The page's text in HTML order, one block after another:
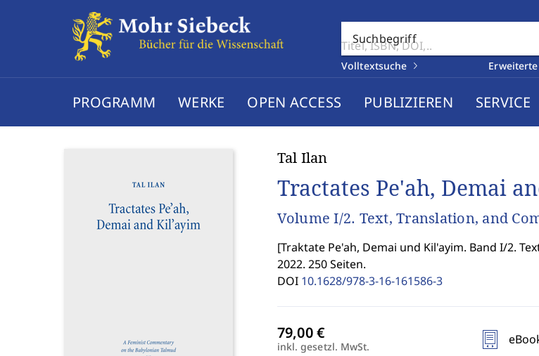
Suchbegriff
Volltextsuche
PROGRAMM WERKE OPEN ACCESS PUBLIZIEREN SERVICE
Tal Ilan
Tractates Pe'ah, Demai
Volume I/2. Text, Translation, and
[Traktate Pe'ah, Demai und Kil'ayim. Band I/2.
2022. 250 Seiten.
DOI 10.1628/978-3-16-161586-3
inkl. gesetzl. MwSt.